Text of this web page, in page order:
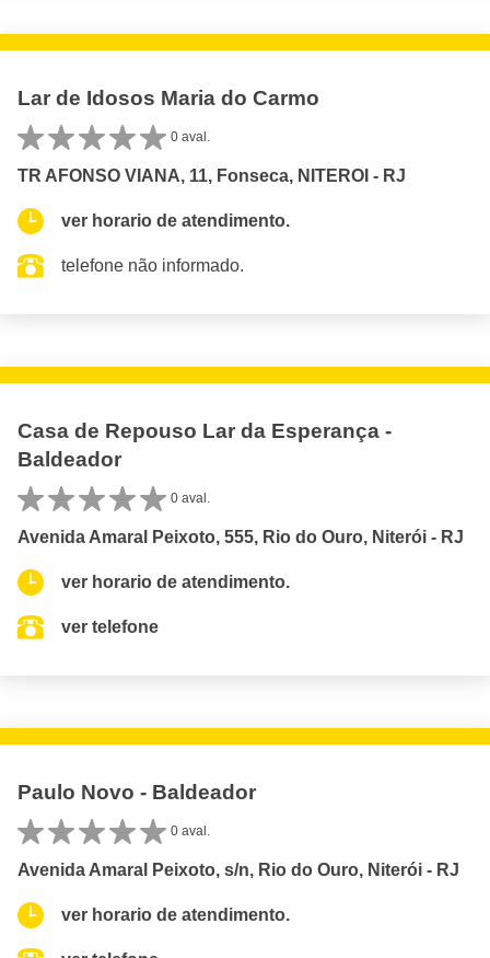
Lar de Idosos Maria do Carmo
0 aval.
TR AFONSO VIANA, 11, Fonseca, NITEROI - RJ
ver horario de atendimento.
telefone não informado.
Casa de Repouso Lar da Esperança -
Baldeador
0 aval.
Avenida Amaral Peixoto, 555, Rio do Ouro, Niterói - RJ
ver horario de atendimento.
ver telefone
Paulo Novo - Baldeador
0 aval.
Avenida Amaral Peixoto, s/n, Rio do Ouro, Niterói - RJ
ver horario de atendimento.